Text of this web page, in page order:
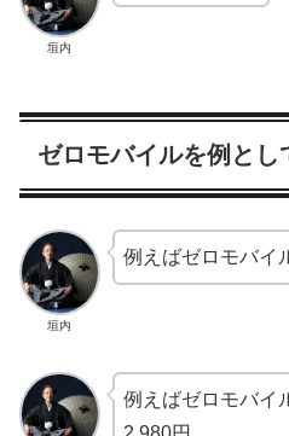
垣内
ゼロモバイルを例とし
垣内
例えばゼロモバイ
例えばゼロモバイ